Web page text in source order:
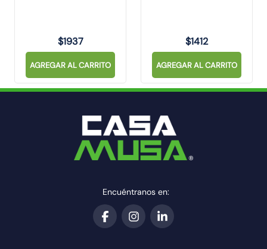
$1937
AGREGAR AL CARRITO
$1412
AGREGAR AL CARRITO
Encuéntranos en: